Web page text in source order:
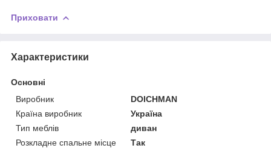
Приховати
Характеристики
Основні
Виробник
DOICHMAN
Країна виробник
Україна
Тип меблів
диван
Розкладне спальне місце
Так